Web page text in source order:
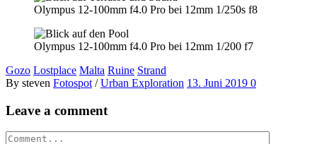
Olympus 12-100mm f4.0 Pro bei 12mm 1/250s f8
Olympus 12-100mm f4.0 Pro bei 12mm 1/200 f7
Gozo Lostplace Malta Ruine Strand
By steven Fotospot /Urban Exploration 13. Juni 2019 0
Leave a comment
Comment